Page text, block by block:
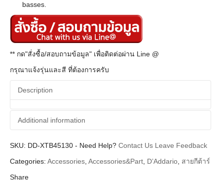
basses.
** กด"สั่งซื้อ/สอบถามข้อมูล" เพื่อติดต่อผ่าน Line @
กรุณาแจ้งรุ่นและสี ที่ต้องการครับ
Description
Additional information
Additional information
Brands D'Addario
SKU: DD-XTB45130 - Need Help? Contact Us Leave Feedback
Categories: Accessories, Accessories&Part, D’Addario, สายกีต้าร์
Share